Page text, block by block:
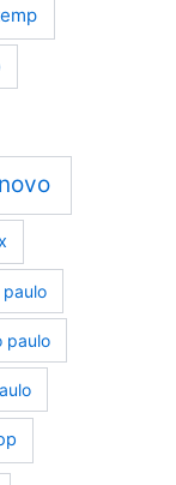
paulo